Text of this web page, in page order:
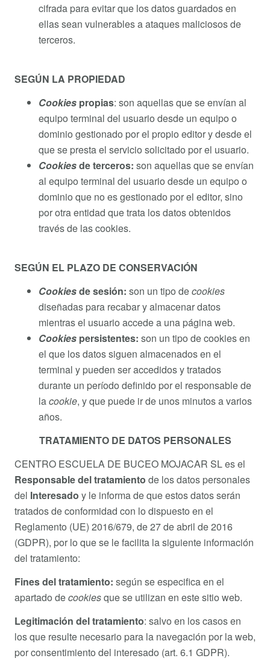
cifrada para evitar que los datos guardados en
ellas sean vulnerables a ataques maliciosos de
terceros.
SEGÚN LA PROPIEDAD
Cookies propias: son aquellas que se envían al
equipo terminal del usuario desde un equipo o
dominio gestionado por el propio editor y desde el
que se presta el servicio solicitado por el usuario.
Cookiesde terceros: son aquellas que se envían
al equipo terminal del usuario desde un equipo o
dominio que no es gestionado por el editor, sino
por otra entidad que trata los datos obtenidos
través de las cookies.
SEGÚN EL PLAZO DE CONSERVACIÓN
Cookiesde sesión: son un tipo decookies
diseñadas para recabar y almacenar datos
mientras el usuario accede a una página web.
Cookies persistentes: son un tipo de cookies en
el que los datos siguen almacenados en el
terminal y pueden ser accedidos y tratados
durante un período definido por el responsable de
lacookie, y que puede ir de unos minutos a varios
años.
TRATAMIENTO DE DATOS PERSONALES
CENTRO ESCUELA DE BUCEO MOJACAR SL es el
Responsable del tratamiento de los datos personales
del Interesado y le informa de que estos datos serán
tratados de conformidad con lo dispuesto en el
Reglamento (UE) 2016/679, de 27 de abril de 2016
(GDPR), por lo que se le facilita la siguiente información
del tratamiento:
Fines del tratamiento: según se especifica en el
apartado decookiesque se utilizan en este sitio web.
Legitimación del tratamiento: salvo en los casos en
los que resulte necesario para la navegación por la web,
por consentimiento del interesado (art. 6.1 GDPR).